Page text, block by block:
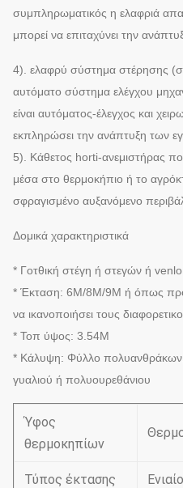
συμπληρωματικός η ελαφριά
μπορεί να επιταχύνει την
4). ελαφρύ σύστημα στέρησης
αυτόματο σύστημα ελέγχου
είναι αυτόματος-έλεγχος και
εκπληρώσει την ανάπτυξη των
5). Κάθετος horti-ανεμιστήρας
μέσα στο θερμοκήπιο ή το
σφραγισμένο αυξανόμενο
Δομικά χαρακτηριστικά
* Γοτθική στέγη ή στεγών ή
* Έκταση: 6M/8M/9M ή όπως
να ικανοποιήσει τους
* Τοπ ύψος: 3.54M
* Κάλυψη: Φύλλο πολυανθράκων,
γυαλιού ή πολυουρεθάνιου
Ύφος
θερμοκηπίων
Τύπος έκτασης